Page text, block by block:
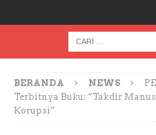
BERANDA NEWS
Terbitnya Buku: “Takdir
Korupsi”